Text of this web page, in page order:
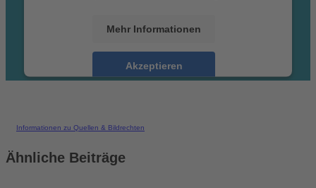
Mehr Informationen
Akzeptieren
Informationen zu Quellen & Bildrechten
Ähnliche Beiträge